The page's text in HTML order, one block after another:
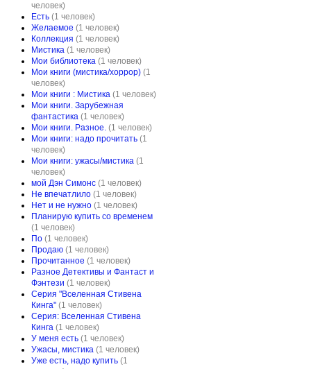
человек)
Есть (1 человек)
Желаемое (1 человек)
Коллекция (1 человек)
Мистика (1 человек)
Мои библиотека (1 человек)
Мои книги (мистика/хоррор) (1
человек)
Мои книги : Мистика (1 человек)
Мои книги. Зарубежная
фантастика (1 человек)
Мои книги. Разное. (1 человек)
Мои книги: надо прочитать (1
человек)
Мои книги: ужасы/мистика (1
человек)
мой Дэн Симонс (1 человек)
Не впечатлило (1 человек)
Нет и не нужно (1 человек)
Планирую купить со временем
(1 человек)
По (1 человек)
Продаю (1 человек)
Прочитанное (1 человек)
Разное Детективы и Фантаст и
Фэнтези (1 человек)
Серия "Вселенная Стивена
Кинга" (1 человек)
Серия: Вселенная Стивена
Кинга (1 человек)
У меня есть (1 человек)
Ужасы, мистика (1 человек)
Уже есть, надо купить (1